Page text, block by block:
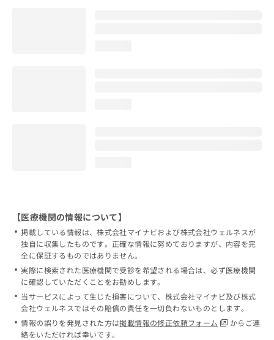
【医療機関の情報について】
掲載している情報は、株式会社マイナビおよび株式会社ウェルネスが
独自に収集したものです。正確な情報に努めておりますが、内容を完
全に保証するものではありません。
実際に検索された医療機関で受診を希望される場合は、必ず医療機関
に確認していただくことをお勧めします。
当サービスによって生じた損害について、株式会社マイナビ及び株式
会社ウェルネスではその賠償の責任を一切負わないものとします。
情報の誤りを発見された方は掲載情報の修正依頼フォーム
からご連
絡をいただければ幸いです。